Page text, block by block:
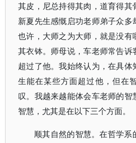
其皮，尼总持得其肉，道育得其
新夏先生感慨启功老师弟子众多
也许，大师之为大师，就是没有
其衣钵。师母说，车老师常告诉
超过了他。我始终认为，在具体
生能在某些方面超过他，但在
叹。我越来越能体会车老师的智
智慧，尤其是在以下三个方面。
顺其自然的智慧。在哲学系